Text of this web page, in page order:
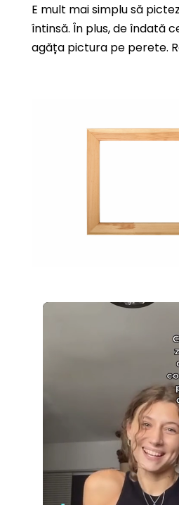
E mult mai simplu să
întinsă. În plus, de îndată
agăța pictura pe perete.